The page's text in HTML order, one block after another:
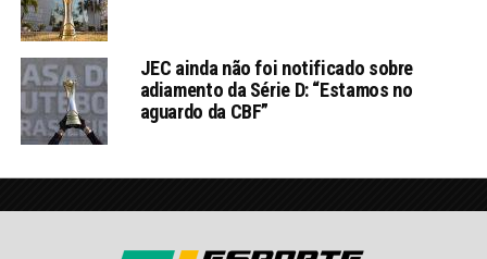
JEC ainda não foi notificado sobre
adiamento da Série D: “Estamos no
aguardo da CBF”